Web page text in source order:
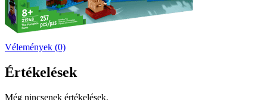
Vélemények (0)
Értékelések
Még nincsenek értékelések.